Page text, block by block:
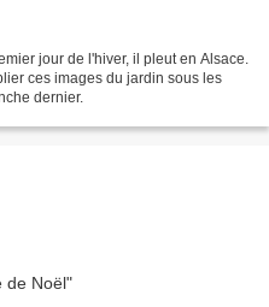
jour de l'hiver, il pleut en Alsace.
ces images du jardin sous les
dernier.